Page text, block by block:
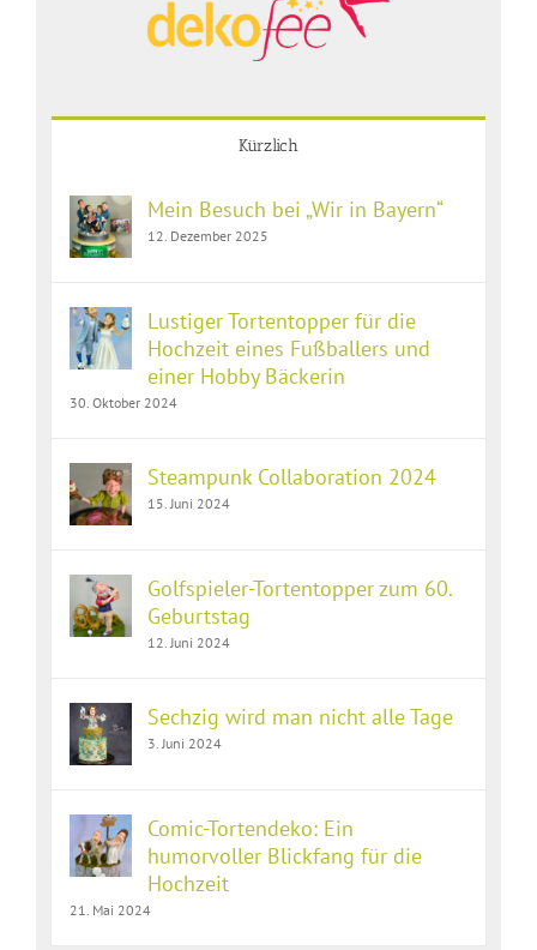
Kürzlich
Mein Besuch bei „Wir in Bayern“
12. Dezember 2025
Lustiger Tortentopper für die
Hochzeit eines Fußballers und
einer Hobby Bäckerin
30. Oktober 2024
Steampunk Collaboration 2024
15. Juni 2024
Golfspieler-Tortentopper zum 60.
Geburtstag
12. Juni 2024
Sechzig wird man nicht alle Tage
3. Juni 2024
Comic-Tortendeko: Ein
humorvoller Blickfang für die
Hochzeit
21. Mai 2024